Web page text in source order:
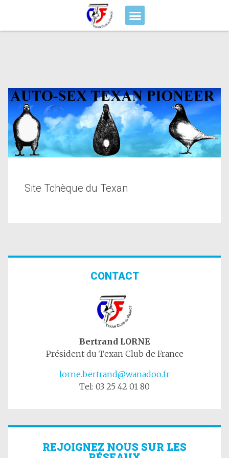
Site Tchèque du Texan
CONTACT
Bertrand LORNE
Président du Texan Club de France
lorne.bertrand@wanadoo.fr
Tel: 03 25 42 01 80
REJOIGNEZ NOUS SUR LES